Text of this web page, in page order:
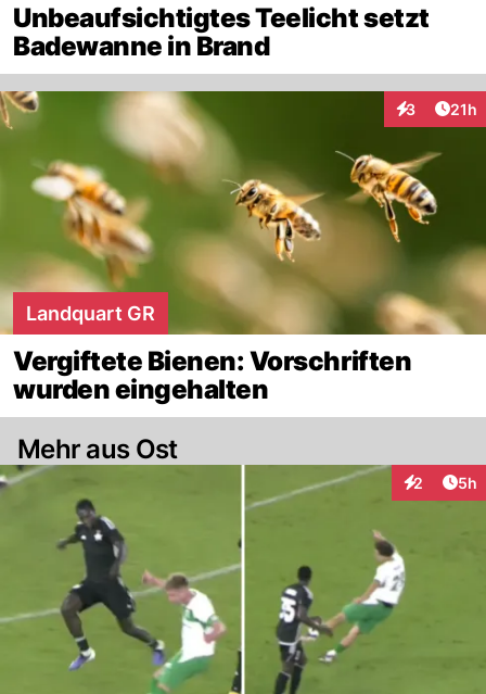
Unbeaufsichtigtes Teelicht setzt
Badewanne in Brand
3
Interaktionen
21h
Landquart GR
Vergiftete Bienen: Vorschriften
wurden eingehalten
Mehr aus Ost
2 5h